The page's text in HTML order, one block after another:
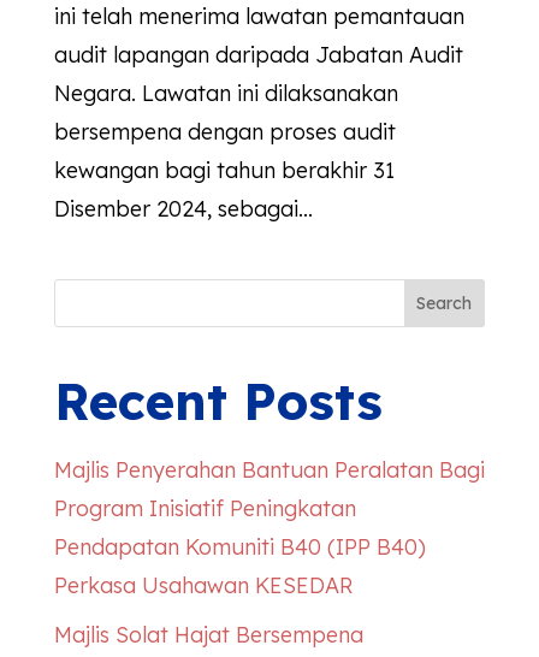
ini telah menerima lawatan pemantauan
audit lapangan daripada Jabatan Audit
Negara. Lawatan ini dilaksanakan
bersempena dengan proses audit
kewangan bagi tahun berakhir 31
Disember 2024, sebagai...
Search
Recent Posts
Majlis Penyerahan Bantuan Peralatan Bagi
Program Inisiatif Peningkatan
Pendapatan Komuniti B40 (IPP B40)
Perkasa Usahawan KESEDAR
Majlis Solat Hajat Bersempena